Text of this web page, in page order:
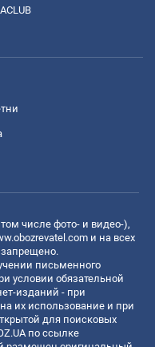
числе фото- и видео-),
и на всех
письменного
условии обязательной
изданий - при
их использование и при
для поисковых
по ссылке